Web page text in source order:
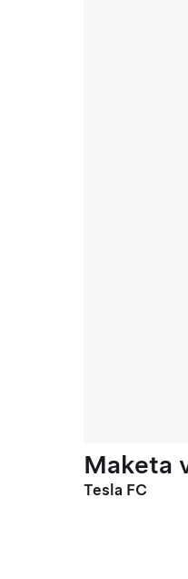
Maketa
Tesla FC